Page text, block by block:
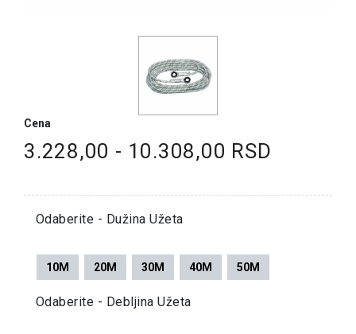
Cena
3.228,00 - 10.308,00 RSD
Odaberite - Dužina Užeta
10M 20M 30M 40M 50M
Odaberite - Debljina Užeta